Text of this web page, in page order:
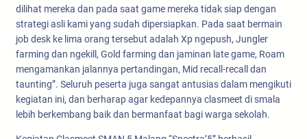
dilihat mereka dan pada saat game mereka tidak siap dengan
strategi asli kami yang sudah dipersiapkan. Pada saat bermain
job desk ke lima orang tersebut adalah Xp ngepush, Jungler
farming dan ngekill, Gold farming dan jaminan late game, Roam
mengamankan jalannya pertandingan, Mid recall-recall dan
taunting”. Seluruh peserta juga sangat antusias dalam mengikuti
kegiatan ini, dan berharap agar kedepannya clasmeet di smala
lebih berkembang baik dan bermanfaat bagi warga sekolah.